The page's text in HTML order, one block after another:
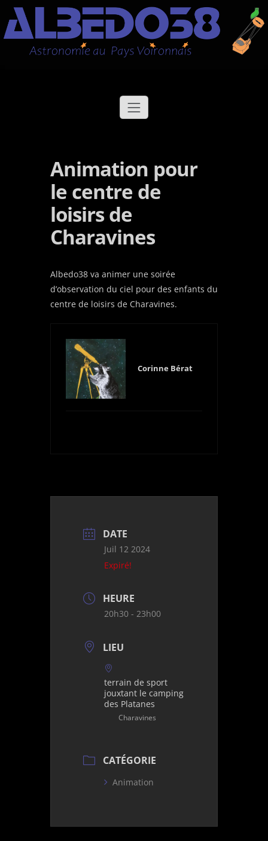
Animation pour
le centre de
loisirs de
Charavines
Albedo38 va animer une soirée
d’observation du ciel pour des enfants du
centre de loisirs de Charavines.
Corinne Bérat
DATE
Juil 12 2024
Expiré!
HEURE
20h30 - 23h00
LIEU
terrain de sport
jouxtant le camping
des Platanes
Charavines
CATÉGORIE
Animation